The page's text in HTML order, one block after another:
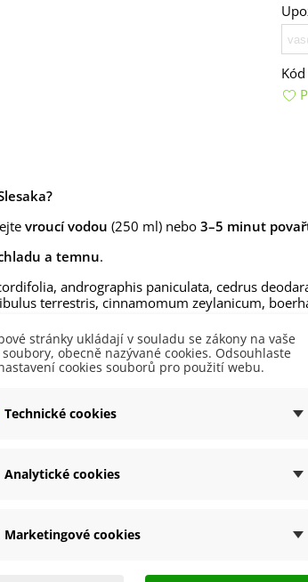
- osivo...
-30%
žlutá -
-...
-30%
vroucí vodou (250 ml) nebo 3–5 minut
a temnu.
andrographis paniculata, cedrus
terrestris, cinnamomum zeylanicum,
Evropského parlamentu a Rady (ES) č. 1924/
vás o pozitivních účincích této byliny na váš
zdrojích na internetu či v herbáři.
stravy. Nepřekračujte doporučené denní
hodit
stránky ukládají v souladu se zákony na vaše
obecně nazývané cookies. Odsouhlaste
cookies souborů pro použití webu.
Technické cookies
Analytické cookies
Marketingové cookies